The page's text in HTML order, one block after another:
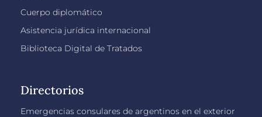
Cuerpo diplomático
Asistencia jurídica internacional
Biblioteca Digital de Tratados
Directorios
Emergencias consulares de argentinos en el exterior